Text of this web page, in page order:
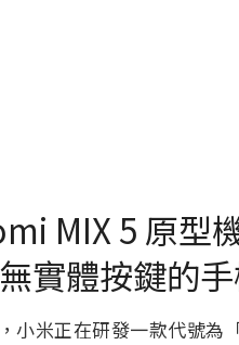
MIX 5 原型
實體按鍵的
小米正在研發一款代號為